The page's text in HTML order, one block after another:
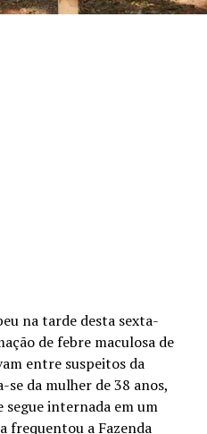
na tarde desta sexta-
de febre maculosa de
entre suspeitos da
da mulher de 38 anos,
segue internada em um
frequentou a Fazenda